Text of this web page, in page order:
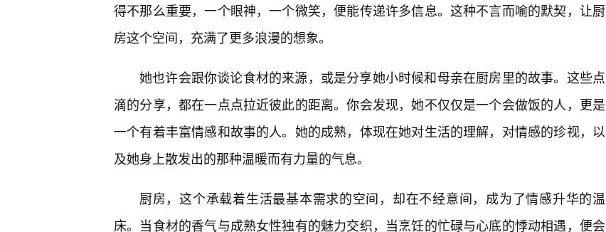
得不那么重要，一个眼神，一个微笑，便能传递许多信息。这种不言而喻的默契，让厨
房这个空间，充满了更多浪漫的想象。
她也许会跟你谈论食材的来源，或是分享她小时候和母亲在厨房里的故事。这些点
滴的分享，都在一点点拉近彼此的距离。你会发现，她不仅仅是一个会做饭的人，更是
一个有着丰富情感和故事的人。她的成熟，体现在她对生活的理解，对情感的珍视，以
及她身上散发出的那种温暖而有力量的气息。
厨房，这个承载着生活最基本需求的空间，却在不经意间，成为了情感升华的温
床。当食材的香气与成熟女性独有的魅力交织，当烹饪的忙碌与心底的悸动相遇，便会